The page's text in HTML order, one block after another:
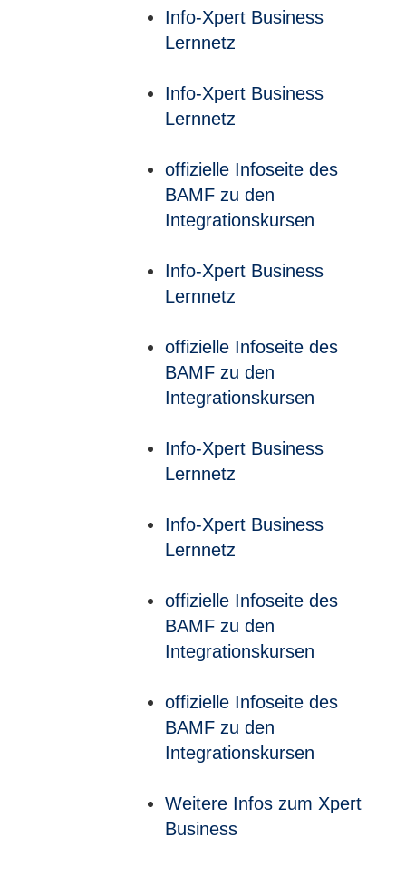
Info-Xpert Business
Lernnetz
Info-Xpert Business
Lernnetz
offizielle Infoseite des
BAMF zu den
Integrationskursen
Info-Xpert Business
Lernnetz
offizielle Infoseite des
BAMF zu den
Integrationskursen
Info-Xpert Business
Lernnetz
Info-Xpert Business
Lernnetz
offizielle Infoseite des
BAMF zu den
Integrationskursen
offizielle Infoseite des
BAMF zu den
Integrationskursen
Weitere Infos zum Xpert
Business